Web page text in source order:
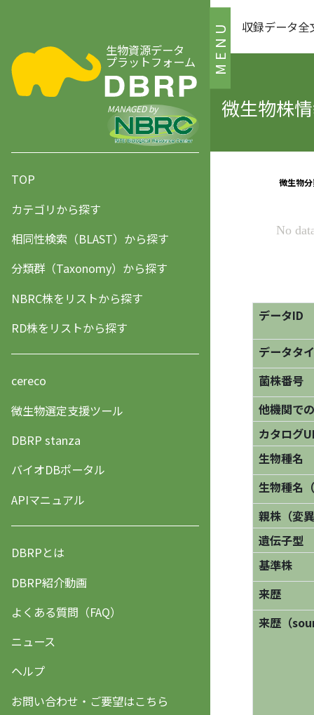
MENU
生物資源データ
プラットフォーム
MANAGED by
TOP
カテゴリから探す
相同性検索（BLAST）から探す
分類群（Taxonomy）から探す
NBRC株をリストから探す
RD株をリストから探す
cereco
微生物選定支援ツール
DBRP stanza
バイオDBポータル
APIマニュアル
DBRPとは
DBRP紹介動画
よくある質問（FAQ）
ニュース
ヘルプ
お問い合わせ・ご要望はこちら
収録データ全
微生物株
データID
データタ
菌株番号
他機関で
カタログ
生物種名
生物種名
親株（変
遺伝子型
基準株
来歴
来歴（